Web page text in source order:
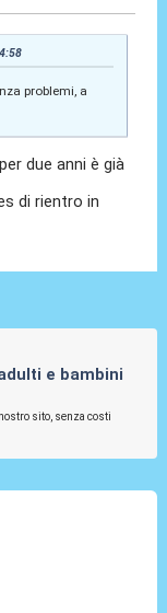
problemi, a
due anni è già
di rientro in
e bambini
sito, senza costi